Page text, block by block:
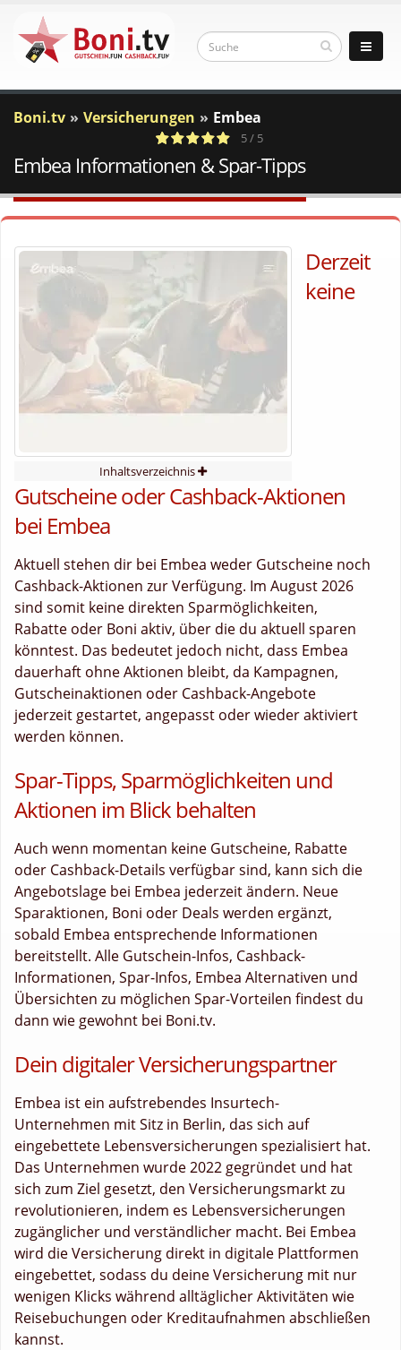
Boni.tv Versicherungen Embea
a
c
1 Votes
5 / 5
Embea Informationen & Spar-Tipps
Inhaltsverzeichnis
Derzeit
keine
Gutscheine oder Cashback-Aktionen
bei Embea
Aktuell stehen dir bei Embea weder Gutscheine noch
Cashback-Aktionen zur Verfügung. Im August 2026
sind somit keine direkten Sparmöglichkeiten,
Rabatte oder Boni aktiv, über die du aktuell sparen
könntest. Das bedeutet jedoch nicht, dass Embea
dauerhaft ohne Aktionen bleibt, da Kampagnen,
Gutscheinaktionen oder Cashback-Angebote
jederzeit gestartet, angepasst oder wieder aktiviert
werden können.
Spar-Tipps, Sparmöglichkeiten und
Aktionen im Blick behalten
Auch wenn momentan keine Gutscheine, Rabatte
oder Cashback-Details verfügbar sind, kann sich die
Angebotslage bei Embea jederzeit ändern. Neue
Sparaktionen, Boni oder Deals werden ergänzt,
sobald Embea entsprechende Informationen
bereitstellt. Alle Gutschein-Infos, Cashback-
Informationen, Spar-Infos, Embea Alternativen und
Übersichten zu möglichen Spar-Vorteilen findest du
dann wie gewohnt bei Boni.tv.
Dein digitaler Versicherungspartner
Embea ist ein aufstrebendes Insurtech-
Unternehmen mit Sitz in Berlin, das sich auf
eingebettete Lebensversicherungen spezialisiert hat.
Das Unternehmen wurde 2022 gegründet und hat
sich zum Ziel gesetzt, den Versicherungsmarkt zu
revolutionieren, indem es Lebensversicherungen
zugänglicher und verständlicher macht. Bei Embea
wird die Versicherung direkt in digitale Plattformen
eingebettet, sodass du deine Versicherung mit nur
wenigen Klicks während alltäglicher Aktivitäten wie
Reisebuchungen oder Kreditaufnahmen abschließen
kannst.